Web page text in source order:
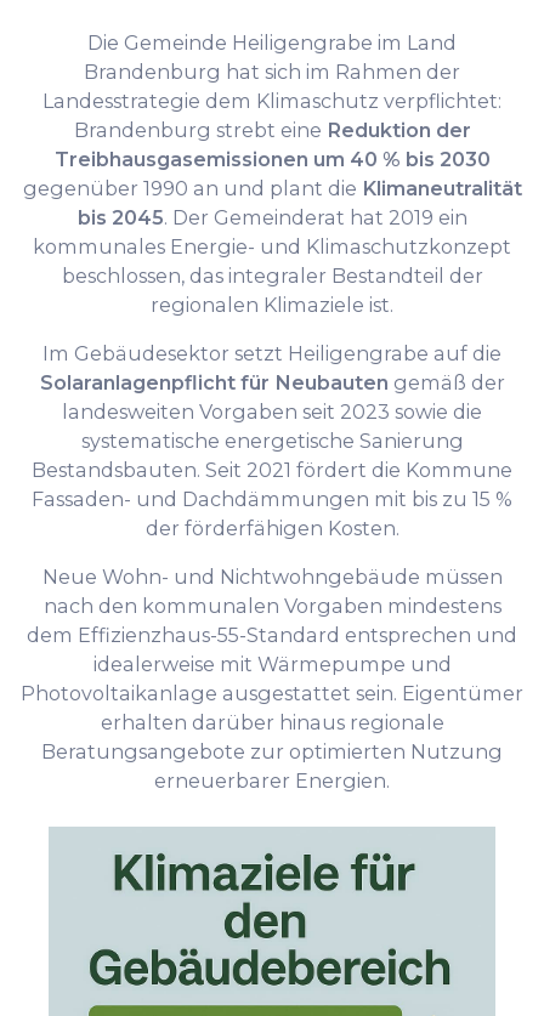
Die Gemeinde Heiligengrabe im Land
Brandenburg hat sich im Rahmen der
Landesstrategie dem Klimaschutz verpflichtet:
Brandenburg strebt eine Reduktion der
Treibhausgasemissionen um 40 % bis 2030
gegenüber 1990 an und plant die Klimaneutralität
bis 2045. Der Gemeinderat hat 2019 ein
kommunales Energie- und Klimaschutzkonzept
beschlossen, das integraler Bestandteil der
regionalen Klimaziele ist.
Im Gebäudesektor setzt Heiligengrabe auf die
Solaranlagenpflicht für Neubauten gemäß der
landesweiten Vorgaben seit 2023 sowie die
systematische energetische Sanierung
Bestandsbauten. Seit 2021 fördert die Kommune
Fassaden- und Dachdämmungen mit bis zu 15 %
der förderfähigen Kosten.
Neue Wohn- und Nichtwohngebäude müssen
nach den kommunalen Vorgaben mindestens
dem Effizienzhaus-55-Standard entsprechen und
idealerweise mit Wärmepumpe und
Photovoltaikanlage ausgestattet sein. Eigentümer
erhalten darüber hinaus regionale
Beratungsangebote zur optimierten Nutzung
erneuerbarer Energien.